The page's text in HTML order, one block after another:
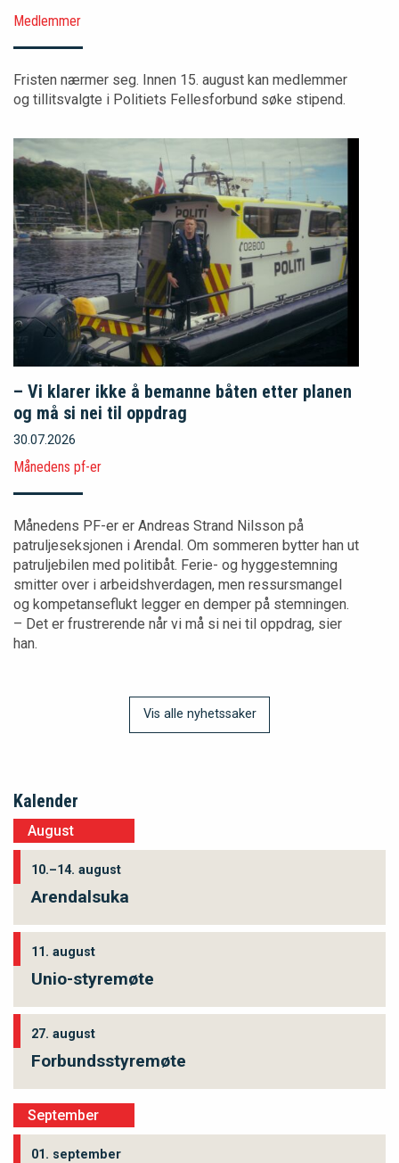
Medlemmer
Fristen nærmer seg. Innen 15. august kan medlemmer
og tillitsvalgte i Politiets Fellesforbund søke stipend.
– Vi klarer ikke å bemanne båten etter planen
og må si nei til oppdrag
30.07.2026
Månedens pf-er
Månedens PF-er er Andreas Strand Nilsson på
patruljeseksjonen i Arendal. Om sommeren bytter han ut
patruljebilen med politibåt. Ferie- og hyggestemning
smitter over i arbeidshverdagen, men ressursmangel
og kompetanseflukt legger en demper på stemningen.
– Det er frustrerende når vi må si nei til oppdrag, sier
han.
Vis alle nyhetssaker
Kalender
August
10.–14. august
Arendalsuka
11. august
Unio-styremøte
27. august
Forbundsstyremøte
September
01. september